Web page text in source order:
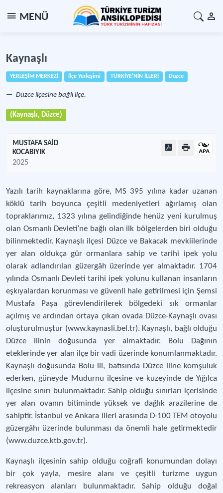
MENÜ
Kaynaşlı
YERLEŞİM MERKEZİ İlçe Yerleşimi TÜRKİYE'NİN İLLERİ Düzce
Düzce ilçesine bağlı ilçe.
(Kaynaşlı, Düzce)
MUSTAFA SAİD
KOCABIYIK
2025
Yazılı tarih kaynaklarına göre, MS 395 yılına kadar uzanan
köklü tarih boyunca çeşitli medeniyetleri ağırlamış olan
topraklarımız, 1323 yılına gelindiğinde henüz yeni kurulmuş
olan Osmanlı Devleti’ne bağlı olan ilk bölgelerden biri olduğu
bilinmektedir. Kaynaşlı ilçesi Düzce ve Bakacak mevkiilerinde
yer alan oldukça gür ormanlara sahip ve tarihi ipek yolu
olarak adlandırılan güzergâh üzerinde yer almaktadır. 1704
yılında Osmanlı Devleti tarihi ipek yolunu kullanan insanların
eşkıyalardan korunması ve güvenli hale getirilmesi için Şemsi
Mustafa Paşa görevlendirilerek bölgedeki sık ormanlar
açılmış ve ardından ortaya çıkan ovada Düzce-Kaynaşlı ovası
oluşturulmuştur (www.kaynasli.bel.tr). Kaynaşlı, bağlı olduğu
Düzce ilinin doğusunda yer almaktadır. Bolu Dağının
eteklerinde yer alan ilçe bir vadi üzerinde konumlanmaktadır.
Kaynaşlı doğusunda Bolu ili, batısında Düzce iline komşuluk
ederken, güneyde Mudurnu ilçesine ve kuzeyinde de Yığılca
ilçesine sınırı bulunmaktadır. Sahip olduğu sınırları içerisinde
yer alan ovanın bitiminde yüksek ve dağlık arazilerine de
sahiptir. İstanbul ve Ankara illeri arasında D-100 TEM otoyolu
güzergâhı üzerinde bulunması da önemli hale getirmektedir
(www.duzce.ktb.gov.tr).
Kaynaşlı ilçesinin sahip olduğu coğrafi konumundan dolayı
bir çok yayla, mesire alanı ve çeşitli turizme uygun
rekreasyon alanları bulunmaktadır. Sahip olduğu doğal